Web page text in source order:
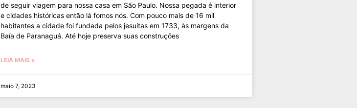
de seguir viagem para nossa casa em São Paulo. Nossa pegada é interior
e cidades históricas então lá fomos nós. Com pouco mais de 16 mil
habitantes a cidade foi fundada pelos jesuítas em 1733, às margens da
Baía de Paranaguá. Até hoje preserva suas construções
LEIA MAIS »
maio 7, 2023